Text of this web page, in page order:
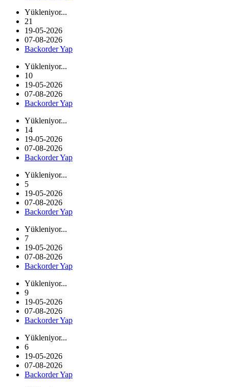
Yükleniyor...
21
19-05-2026
07-08-2026
Backorder Yap
Yükleniyor...
10
19-05-2026
07-08-2026
Backorder Yap
Yükleniyor...
14
19-05-2026
07-08-2026
Backorder Yap
Yükleniyor...
5
19-05-2026
07-08-2026
Backorder Yap
Yükleniyor...
7
19-05-2026
07-08-2026
Backorder Yap
Yükleniyor...
9
19-05-2026
07-08-2026
Backorder Yap
Yükleniyor...
6
19-05-2026
07-08-2026
Backorder Yap